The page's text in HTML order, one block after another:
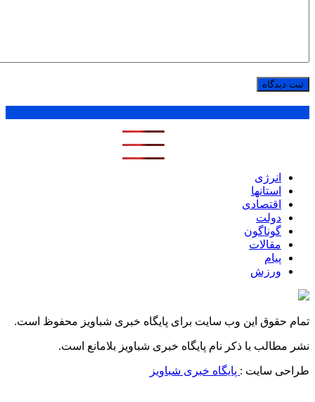
انرژی
استانها
اقتصادی
دولت
گوناگون
مقالات
پیام
ورزش
تمام حقوق این وب سایت برای پایگاه خبری شباویز محفوظ است.
نشر مطالب با ذکر نام پایگاه خبری شباویز بلامانع است.
طراحی سایت : پایگاه خبری شباویز